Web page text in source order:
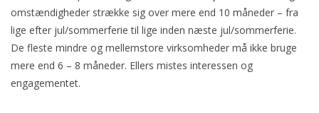
omstændigheder strække sig over mere end 10 måneder – fra
lige efter jul/sommerferie til lige inden næste jul/sommerferie.
De fleste mindre og mellemstore virksomheder må ikke bruge
mere end 6 – 8 måneder. Ellers mistes interessen og
engagementet.